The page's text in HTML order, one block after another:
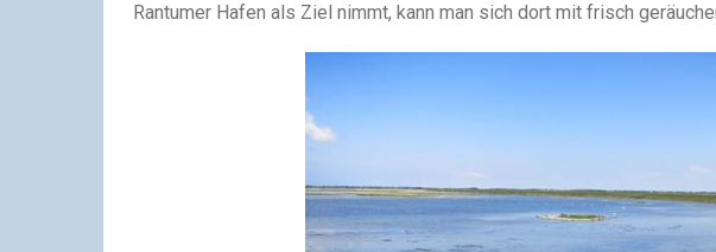
Rantumer Hafen als Ziel nimmt, kann man sich dort mit frisch